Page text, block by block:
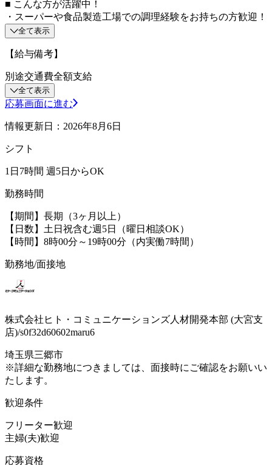
■ こんな方が活躍中！
・スーパーや食品製造工場での調理経験をお持ちの方歓迎！
全て表示
【給与備考】
別途交通費全額支給
全て表示
応募画面に進む
情報更新日：2026年8月6日
シフト
1日7時間 週5日からOK
勤務時間
【期間】長期（3ヶ月以上）
【日数】土日祝含む週5日（曜日相談OK）
【時間】8時00分～19時00分（内実働7時間）
勤務地/面接地
株式会社ヒト・コミュニケーションズ人材開発本部 (大宮支
店)/s0f32d60602maru6
埼玉県三郷市
※詳細な勤務地につきましては、面接時にご確認をお願いい
たします。
歓迎条件
フリーター歓迎
主婦(夫)歓迎
応募資格